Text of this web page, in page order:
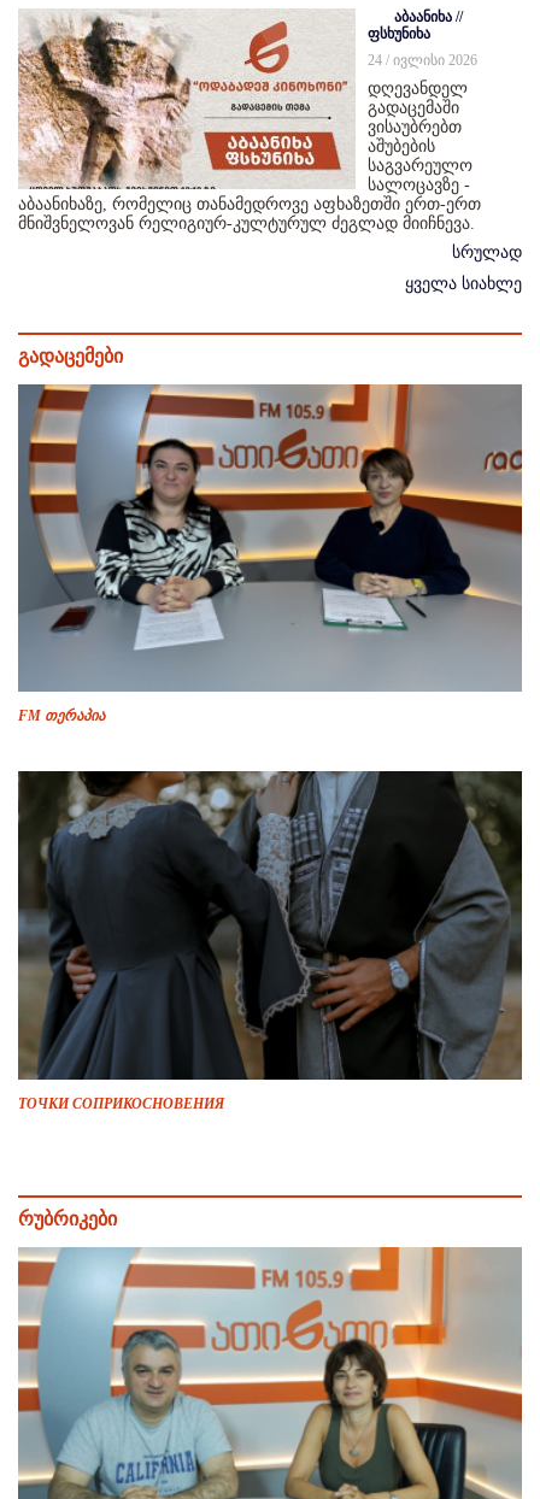
აბაანიხა //
ფსხუნიხა
24 / ივლისი 2026
დღევანდელ
გადაცემაში
ვისაუბრებთ
აშუბების
საგვარეულო
სალოცავზე -
აბაანიხაზე, რომელიც თანამედროვე აფხაზეთში ერთ-ერთ
მნიშვნელოვან რელიგიურ-კულტურულ ძეგლად მიიჩნევა.
სრულად
ყველა სიახლე
გადაცემები
FM თერაპია
ТОЧКИ СОПРИКОСНОВЕНИЯ
რუბრიკები